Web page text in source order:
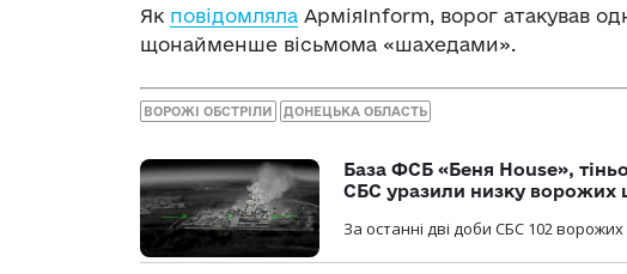
Як повідомляла АрміяInform, ворог атакував
щонайменше вісьмома «шахедами».
ВОРОЖІ ОБСТРІЛИ ДОНЕЦЬКА ОБЛАСТЬ
База ФСБ «Беня House»,
СБС уразили низку ворожих
За останні дві доби СБС 102 ворожих